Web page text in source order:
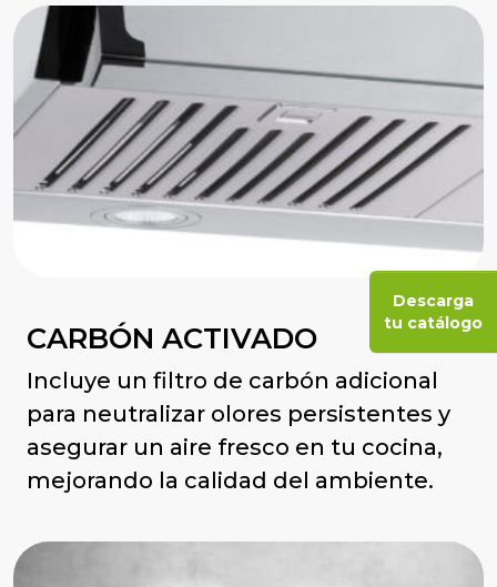
Descarga
tu catálogo
CARBÓN ACTIVADO
Incluye un filtro de carbón adicional
para neutralizar olores persistentes y
asegurar un aire fresco en tu cocina,
mejorando la calidad del ambiente.